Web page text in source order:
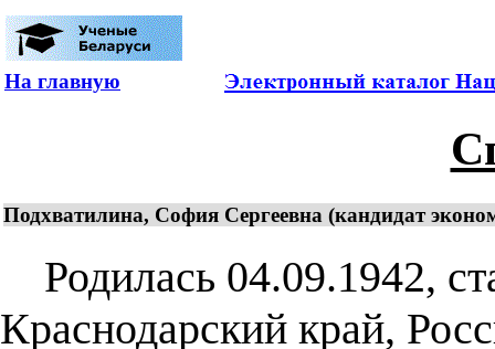
На главную
Подхватилина, София Сергеевна (кандидат
Родилась 04.09.1942,
Краснодарский край,